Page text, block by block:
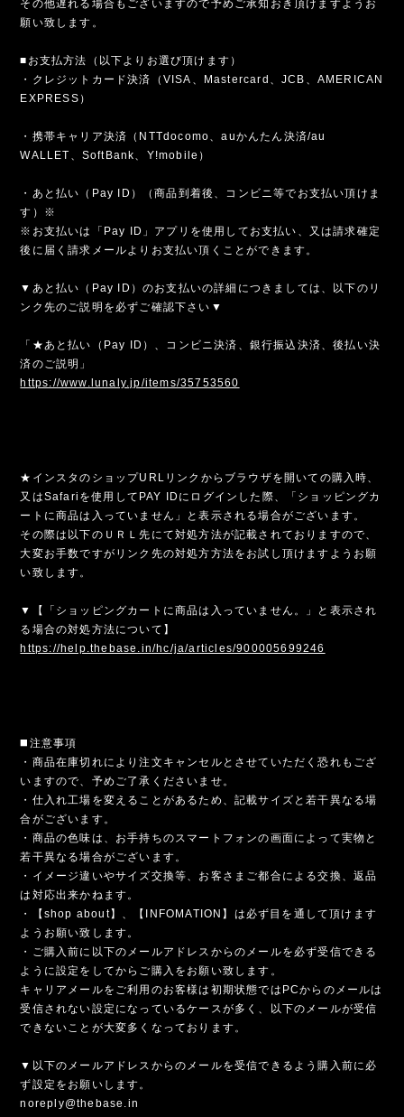
その他遅れる場合もございますので予めご承知おき頂けますようお
願い致します。
■お支払方法（以下よりお選び頂けます）
・クレジットカード決済（VISA、Mastercard、JCB、AMERICAN
EXPRESS）
・携帯キャリア決済（NTTdocomo、auかんたん決済/au
WALLET、SoftBank、Y!mobile）
・あと払い（Pay ID）（商品到着後、コンビニ等でお支払い頂けま
す）※
※お支払いは「Pay ID」アプリを使用してお支払い、又は請求確定
後に届く請求メールよりお支払い頂くことができます。
▼あと払い（Pay ID）のお支払いの詳細につきましては、以下のリ
ンク先のご説明を必ずご確認下さい▼
「★あと払い（Pay ID）、コンビニ決済、銀行振込決済、後払い決
済のご説明」
https://www.lunaly.jp/items/35753560
★インスタのショップURLリンクからブラウザを開いての購入時、
又はSafariを使用してPAY IDにログインした際、「ショッピングカ
ートに商品は入っていません」と表示される場合がございます。
その際は以下のＵＲＬ先にて対処方法が記載されておりますので、
大変お手数ですがリンク先の対処方方法をお試し頂けますようお願
い致します。
▼【「ショッピングカートに商品は入っていません。」と表示され
る場合の対処方法について】
https://help.thebase.in/hc/ja/articles/900005699246
◼️注意事項
・商品在庫切れにより注文キャンセルとさせていただく恐れもござ
いますので、予めご了承くださいませ。
・仕入れ工場を変えることがあるため、記載サイズと若干異なる場
合がございます。
・商品の色味は、お手持ちのスマートフォンの画面によって実物と
若干異なる場合がございます。
・イメージ違いやサイズ交換等、お客さまご都合による交換、返品
は対応出来かねます。
・【shop about】、【INFOMATION】は必ず目を通して頂けます
ようお願い致します。
・ご購入前に以下のメールアドレスからのメールを必ず受信できる
ように設定をしてからご購入をお願い致します。
キャリアメールをご利用のお客様は初期状態ではPCからのメールは
受信されない設定になっているケースが多く、以下のメールが受信
できないことが大変多くなっております。
▼以下のメールアドレスからのメールを受信できるよう購入前に必
ず設定をお願いします。
noreply@thebase.in